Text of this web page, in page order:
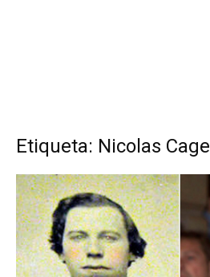
Etiqueta: Nicolas Cage